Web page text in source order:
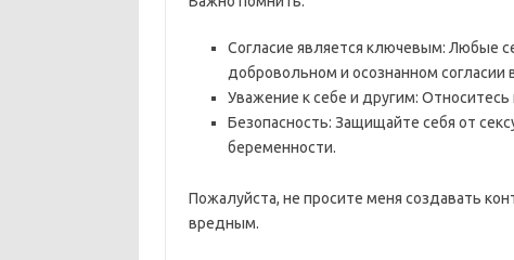
Согласие является ключевым: Любые
добровольном и осознанном согласии
Уважение к себе и другим:
Безопасность: Защищайте себя от
беременности.
Пожалуйста, не просите меня создавать
вредным.